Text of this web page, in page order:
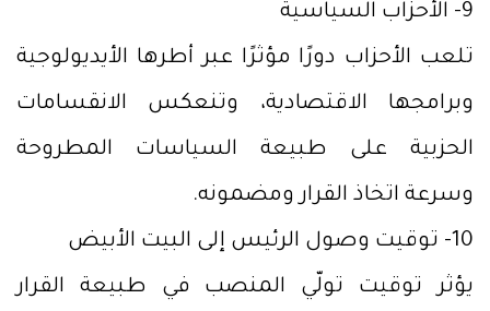
9- الأحزاب السياسية
تلعب الأحزاب دورًا مؤثرًا عبر أطرها الأيديولوجية
وبرامجها الاقتصادية، وتنعكس الانقسامات
الحزبية على طبيعة السياسات المطروحة
وسرعة اتخاذ القرار ومضمونه.
10- توقيت وصول الرئيس إلى البيت الأبيض
يؤثر توقيت تولّي المنصب في طبيعة القرار